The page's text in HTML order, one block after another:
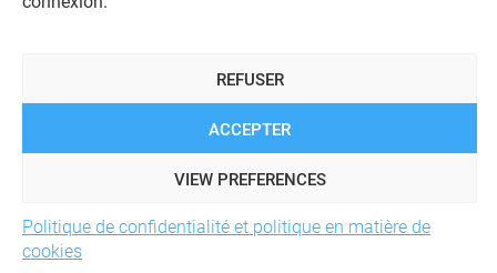
ACCEPTER
REFUSER
VIEW PREFERENCES
Politique de confidentialité et politique en matière de
cookies
REGISTRE DES CONFLITS D'INTÉRÊTS
© 2026 Société de services financiers Fonds FMOQ inc.Tous
droits réservés.